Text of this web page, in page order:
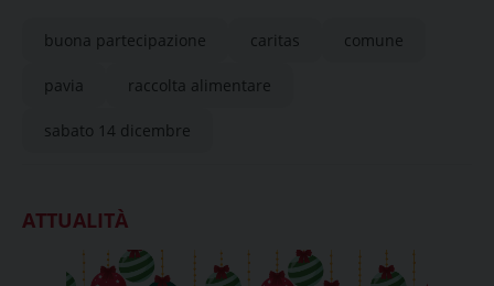
buona partecipazione caritas comune
pavia raccolta alimentare
sabato 14 dicembre
ATTUALITÀ